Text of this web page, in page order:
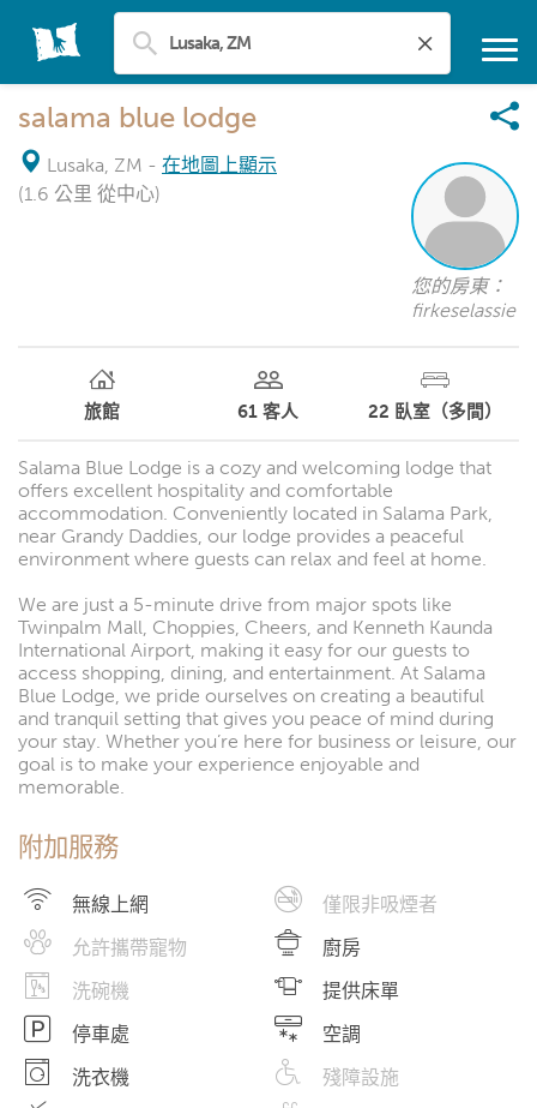
salama blue lodge
Lusaka, ZM - 在地圖上顯示
(1.6 公里 從中心)
您的房東：
firkeselassie
旅館 61 客人 22 臥室（多間）
Salama Blue Lodge is a cozy and welcoming lodge that
offers excellent hospitality and comfortable
accommodation. Conveniently located in Salama Park,
near Grandy Daddies, our lodge provides a peaceful
environment where guests can relax and feel at home.
We are just a 5-minute drive from major spots like
Twinpalm Mall, Choppies, Cheers, and Kenneth Kaunda
International Airport, making it easy for our guests to
access shopping, dining, and entertainment. At Salama
Blue Lodge, we pride ourselves on creating a beautiful
and tranquil setting that gives you peace of mind during
your stay. Whether you’re here for business or leisure, our
goal is to make your experience enjoyable and
memorable.
附加服務
無線上網
僅限非吸煙者
允許攜帶寵物
廚房
洗碗機
提供床單
停車處
空調
洗衣機
殘障設施